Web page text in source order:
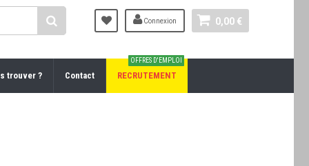
0,00 €
Connexion
trouver ? Contact RECRUTEMENT
OFFRES D'EMPLOI